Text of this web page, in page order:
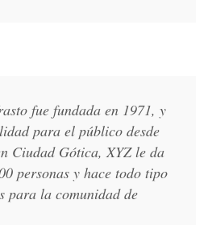
fue fundada en 1971, y
para el público desde
Ciudad Gótica, XYZ le da
personas y hace todo tipo
para la comunidad de